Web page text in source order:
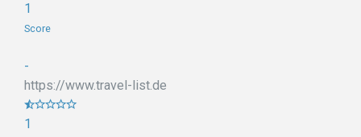
1
Score
-
https://www.travel-list.de
1